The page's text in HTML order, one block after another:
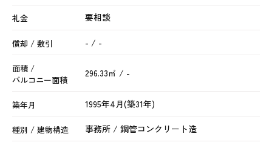
礼金 要相談
償却 / 敷引 - / -
面積 /
バルコニー面積
296.33㎡ / -
築年月 1995年4月(築31年)
種別 / 建物構造 事務所 / 鋼管コンクリート造